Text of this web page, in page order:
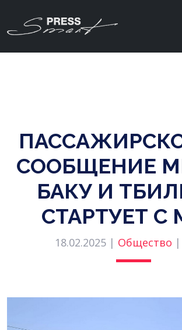
СООБЩЕНИЕ
БАКУ И
СТАРТУЕТ С
18.02.2025 | Общество |